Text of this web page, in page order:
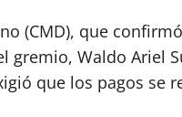
(CMD), que
gremio, Waldo Ariel
que los pagos se